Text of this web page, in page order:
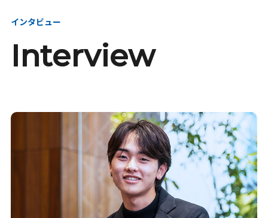
インタビュー
Interview